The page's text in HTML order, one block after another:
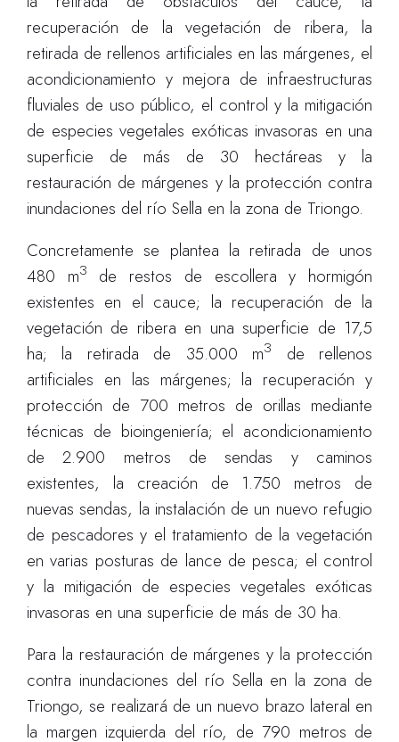
recuperación de la vegetación de ribera, la
retirada de rellenos artificiales en las márgenes, el
acondicionamiento y mejora de infraestructuras
fluviales de uso público, el control y la mitigación
de especies vegetales exóticas invasoras en una
superficie de más de 30 hectáreas y la
restauración de márgenes y la protección contra
inundaciones del río Sella en la zona de Triongo.
Concretamente se plantea la retirada de unos
480 m3
de restos de escollera y hormigón
existentes en el cauce; la recuperación de la
vegetación de ribera en una superficie de 17,5
ha; la retirada de 35.000 m3
de rellenos
artificiales en las márgenes; la recuperación y
protección de 700 metros de orillas mediante
técnicas de bioingeniería; el acondicionamiento
de 2.900 metros de sendas y caminos
existentes, la creación de 1.750 metros de
nuevas sendas, la instalación de un nuevo refugio
de pescadores y el tratamiento de la vegetación
en varias posturas de lance de pesca; el control
y la mitigación de especies vegetales exóticas
invasoras en una superficie de más de 30 ha.
Para la restauración de márgenes y la protección
contra inundaciones del río Sella en la zona de
Triongo, se realizará de un nuevo brazo lateral en
la margen izquierda del río, de 790 metros de